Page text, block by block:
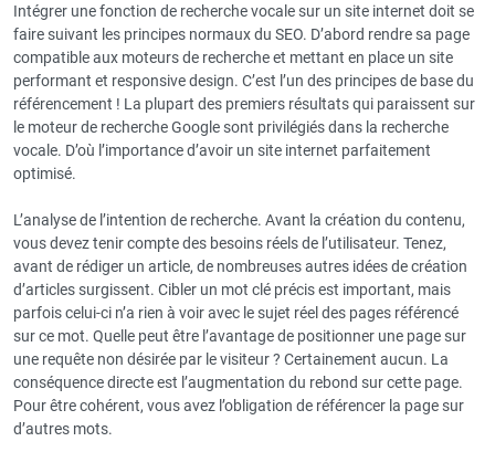
Intégrer une fonction de recherche vocale sur un site internet doit se
faire suivant les principes normaux du SEO. D’abord rendre sa page
compatible aux moteurs de recherche et mettant en place un site
performant et responsive design. C’est l’un des principes de base du
référencement ! La plupart des premiers résultats qui paraissent sur
le moteur de recherche Google sont privilégiés dans la recherche
vocale. D’où l’importance d’avoir un site internet parfaitement
optimisé.
L’analyse de l’intention de recherche. Avant la création du contenu,
vous devez tenir compte des besoins réels de l’utilisateur. Tenez,
avant de rédiger un article, de nombreuses autres idées de création
d’articles surgissent. Cibler un mot clé précis est important, mais
parfois celui-ci n’a rien à voir avec le sujet réel des pages référencé
sur ce mot. Quelle peut être l’avantage de positionner une page sur
une requête non désirée par le visiteur ? Certainement aucun. La
conséquence directe est l’augmentation du rebond sur cette page.
Pour être cohérent, vous avez l’obligation de référencer la page sur
d’autres mots.